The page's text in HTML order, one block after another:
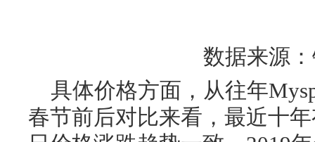
数据来源
具体价格方面，从往年
春节前后对比来看，最近十